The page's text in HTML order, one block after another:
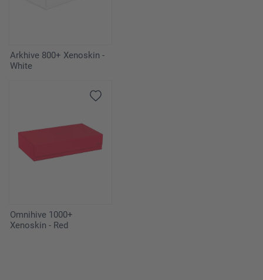
Arkhive 800+ Xenoskin -
White
Omnihive 1000+
Xenoskin - Red